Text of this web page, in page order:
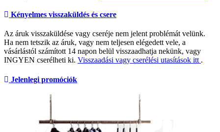
Kényelmes visszaküldés és csere
Az áruk visszaküldése vagy cseréje nem jelent problémát velünk.
Ha nem tetszik az áruk, vagy nem teljesen elégedett vele, a
vásárlástól számított 14 napon belül visszaadhatja nekünk, vagy
INGYEN cserélheti ki. Visszaadási vagy cserélési utasítások itt .
Jelenlegi promóciók